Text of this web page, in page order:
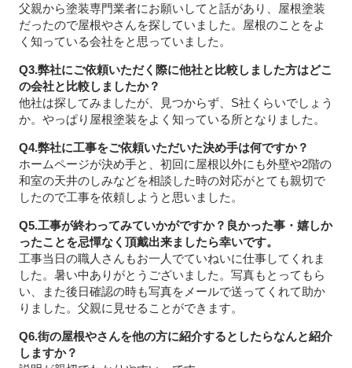
父親から塗装専門業者にお願いしてと話があり、屋根塗装
だったので屋根やさんを探していました。屋根のことをよ
く知っている会社をと思っていました。
Q3.弊社にご依頼いただく際に他社と比較しました方はどこ
の会社と比較しましたか？
他社は探してみましたが、見つからず、S社くらいでしょう
か。やっぱり屋根塗装をよく知っている所となりました。
Q4.弊社に工事をご依頼いただいた決め手は何ですか？
ホームページが決め手と、初回に屋根以外にも外壁や2階の
和室の天井のしみなどを相談した時の対応がとても親切で
したので工事を依頼しようと思いました。
Q5.工事が終わってみていかがですか？良かった事・嬉しか
ったことを忌憚なく頂戴出来ましたら幸いです。
工事当日の職人さんもお一人でていねいに仕事してくれま
した。暑い中ありがとうございました。写真もとってもら
い、また後日確認の時も写真をメールで送ってくれて助か
りました。父親に見せることができます。
Q6.街の屋根やさんを他の方に紹介するとしたらなんと紹介
しますか？